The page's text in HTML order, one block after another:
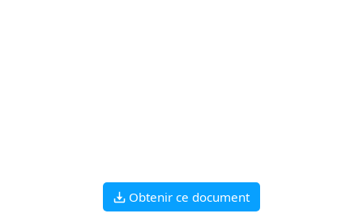
Obtenir ce document